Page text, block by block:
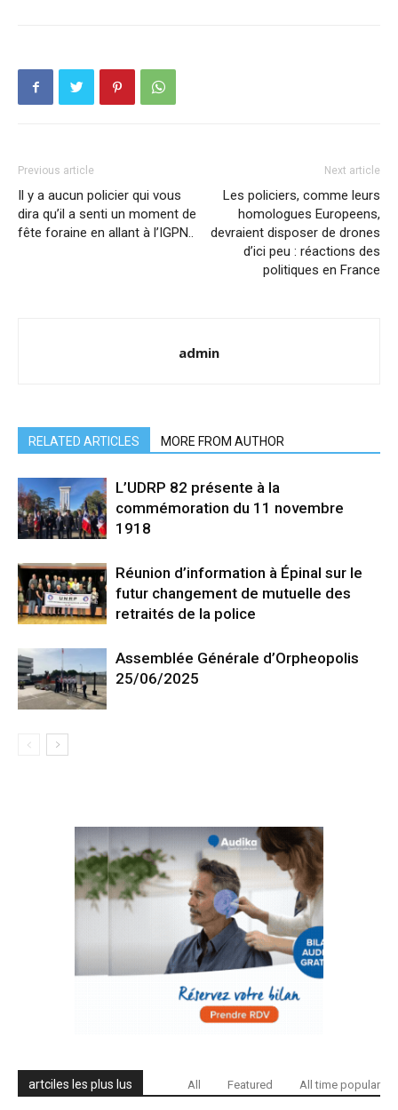
Previous article
Il y a aucun policier qui vous
dira qu’il a senti un moment de
fête foraine en allant à l’IGPN..
Next article
Les policiers, comme leurs
homologues Europeens,
devraient disposer de drones
d’ici peu : réactions des
politiques en France
admin
RELATED ARTICLES MORE FROM AUTHOR
L’UDRP 82 présente à la
commémoration du 11 novembre
1918
Réunion d’information à Épinal sur le
futur changement de mutuelle des
retraités de la police
Assemblée Générale d’Orpheopolis
25/06/2025
artciles les plus lus All Featured All time popular